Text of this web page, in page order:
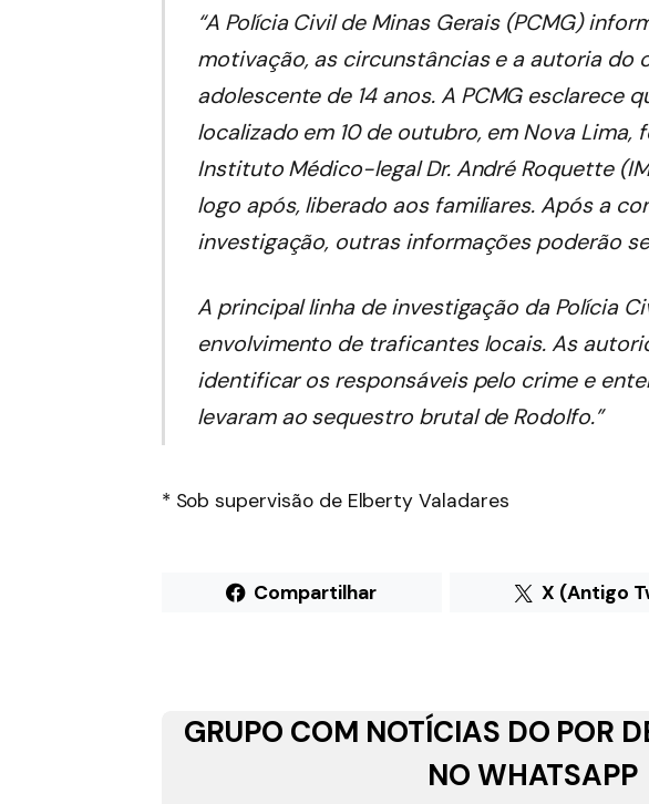
“A Polícia Civil de Minas Gerais (PCMG)
motivação, as circunstâncias e a autoria do
adolescente de 14 anos. A PCMG esclarece
localizado em 10 de outubro, em Nova Lima,
Instituto Médico-legal Dr. André Roquette
logo após, liberado aos familiares. Após a
investigação, outras informações poderão
A principal linha de investigação da Polícia
envolvimento de traficantes locais. As
identificar os responsáveis ​​pelo crime e
levaram ao sequestro brutal de Rodolfo.”
* Sob supervisão de Elberty Valadares
Compartilhar X (Antigo
GRUPO COM NOTÍCIAS DO POR
NO WHATSAPP